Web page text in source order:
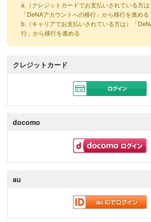
a.（クレジットカードでお支払いされている方
「DeNAアカウントへの移行」から移行を進める
b.（キャリアでお支払いされている方は）「
行」から移行を進める
クレジットカード
docomo
au